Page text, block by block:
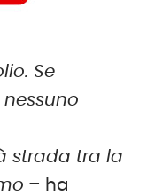
Se
nessuno
strada tra la
– ha